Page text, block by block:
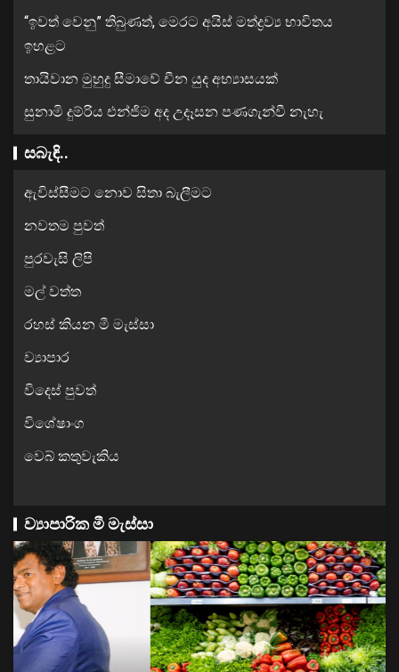
“ඉවත් වෙනු” තිබුණත්, මෙරට අයිස් මත්ද්‍රව්‍ය භාවිතය
ඉහළට
තායිවාන මුහුදු සීමාවේ චීන යුද අභ්‍යාසයක්
සුනාමි දුම්රිය එන්ජිම අද උදෑසන පණගැන්වී නැහැ
සබැඳි..
ඇවිස්සීමට නොව සිතා බැලීමට
නවතම පුවත්
පුරවැසි ලිපි
මල් වත්ත
රහස් කියන මී මැස්සා
ව්‍යාපාර
විදෙස් පුවත්
විශේෂාංග
වෙබ් කතුවැකිය
ව්‍යාපාරික මී මැස්සා